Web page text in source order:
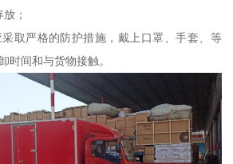
；
取严格的防护措施，戴上口罩、手套、等
时间和与货物接触。